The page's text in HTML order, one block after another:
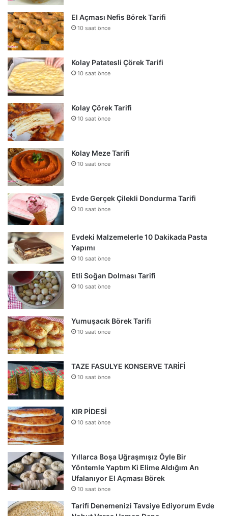
El Açması Nefis Börek Tarifi
10 saat önce
Kolay Patatesli Çörek Tarifi
10 saat önce
Kolay Çörek Tarifi
10 saat önce
Kolay Meze Tarifi
10 saat önce
Evde Gerçek Çilekli Dondurma Tarifi
10 saat önce
Evdeki Malzemelerle 10 Dakikada Pasta
Yapımı
10 saat önce
Etli Soğan Dolması Tarifi
10 saat önce
Yumuşacık Börek Tarifi
10 saat önce
TAZE FASULYE KONSERVE TARİFİ
10 saat önce
KIR PİDESİ
10 saat önce
Yıllarca Boşa Uğraşmışız Öyle Bir
Yöntemle Yaptım Ki Elime Aldığım An
Ufalanıyor El Açması Börek
10 saat önce
Tarifi Denemenizi Tavsiye Ediyorum Evde